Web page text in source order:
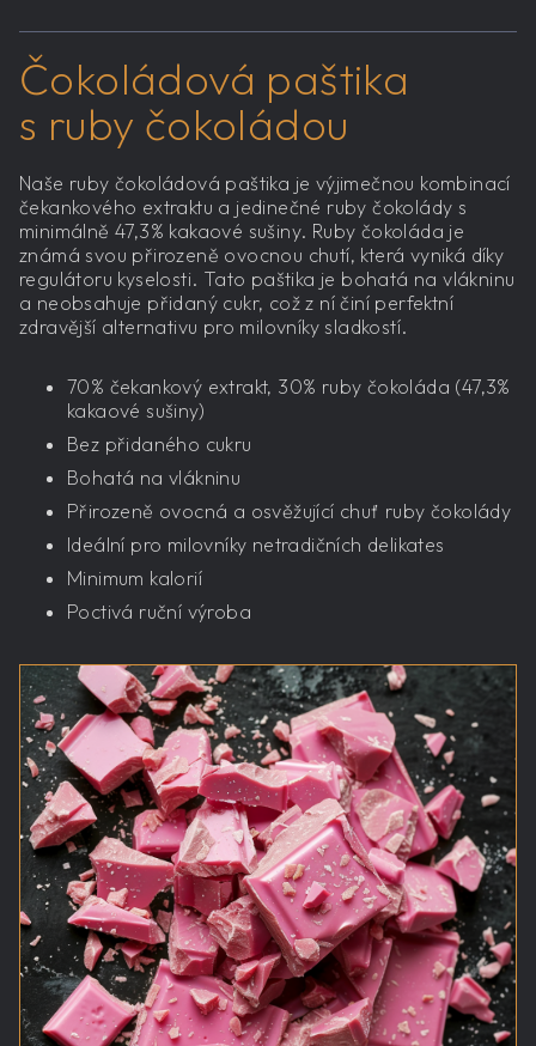
Čokoládová paštika
s ruby čokoládou
Naše ruby čokoládová paštika je výjimečnou kombinací
čekankového extraktu a jedinečné ruby čokolády s
minimálně 47,3% kakaové sušiny. Ruby čokoláda je
známá svou přirozeně ovocnou chutí, která vyniká díky
regulátoru kyselosti. Tato paštika je bohatá na vlákninu
a neobsahuje přidaný cukr, což z ní činí perfektní
zdravější alternativu pro milovníky sladkostí.
70% čekankový extrakt, 30% ruby čokoláda (47,3%
kakaové sušiny)
Bez přidaného cukru
Bohatá na vlákninu
Přirozeně ovocná a osvěžující chuť ruby čokolády
Ideální pro milovníky netradičních delikates
Minimum kalorií
Poctivá ruční výroba